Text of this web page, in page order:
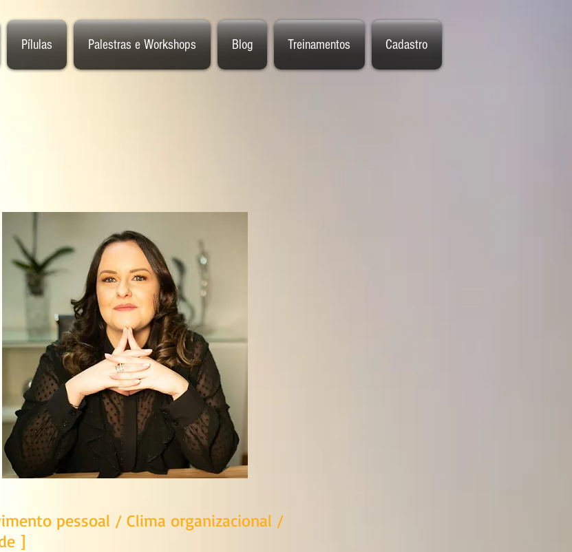
Pílulas Palestras e Workshops Blog Treinamentos Cadastro
pessoal / Clima organizacional /
]